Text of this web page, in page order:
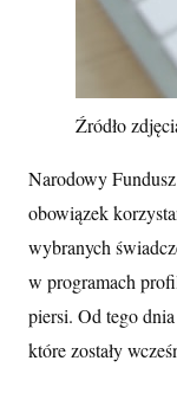
Źródło
Narodowy
obowiązek
wybranych
w programach
piersi. Od tego
które zostały